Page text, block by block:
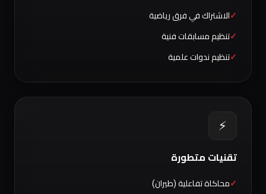
الاشتراك في فرق رياضية
تنظيم مسابقات فنية
تنظيم ندوات علمية
⚡
تقنيات متطورة
محاكاة تفاعلية (طيران)